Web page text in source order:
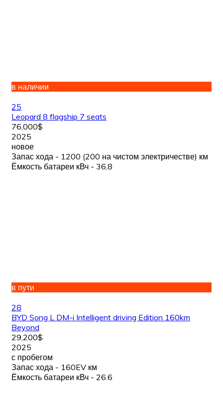
в наличии
25
Leopard 8 flagship 7 seats
76,000$
2025
новое
Запас хода - 1200 (200 на чистом электричестве) км
Ёмкость батареи кВч - 36,8
в пути
28
BYD Song L DM-i Intelligent driving Edition 160km
Beyond
29,200$
2025
с пробегом
Запас хода - 160EV км
Ёмкость батареи кВч - 26.6